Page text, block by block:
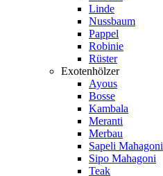
Linde
Nussbaum
Pappel
Robinie
Rüster
Exotenhölzer
Ayous
Bosse
Kambala
Meranti
Merbau
Sapeli Mahagoni
Sipo Mahagoni
Teak